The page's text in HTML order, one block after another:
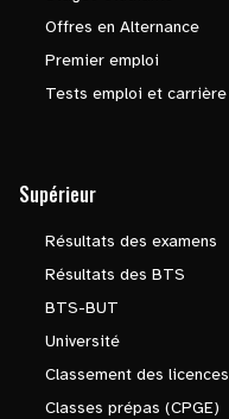
Offres en Alternance
Premier emploi
Tests emploi et carrière
Supérieur
Résultats des examens
Résultats des BTS
BTS-BUT
Université
Classement des licences
Classes prépas (CPGE)